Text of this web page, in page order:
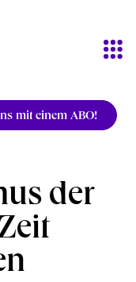
mit einem ABO!
der